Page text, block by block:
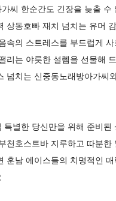
씨 한순간도 긴장을 늦출 수
상동호빠 재치 넘치는 유머
속의 스트레스를 부드럽게
리는 야릇한 설렘을 선물해
넘치는 신중동노래방아가씨
특별한 당신만을 위해 준비된
천호스트바 지루하고 따분한
훈남 에이스들의 치명적인